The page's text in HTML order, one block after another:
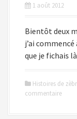
1 août 2012
Bientôt deux
j’ai
que je fichais
Histoires de
commentaire